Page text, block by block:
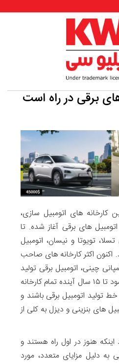
برقی در راه است
های اتومبیل سازی،
های برقی آغاز شده. تا
تسلا، تویوتا و نیسان، اتومبیل
اکثر کارخانه های صاحب
اروپا، آمریکا، کره و ۹ کمپانی چینی، اتومبیل برقی تولید
می کنند. پیش بینی می شود تا ۱۵ سال آینده تمام کارخانه
تولید اتومبیل برقی باشند و
های بنزینی و دیزل به کلی از
هنوز در اول راه هستند و
به دلیل مزایای متعدد، مورد